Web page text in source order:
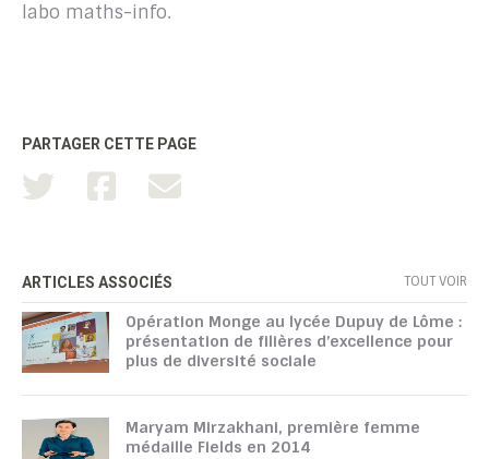
labo maths-info.
PARTAGER CETTE PAGE
ARTICLES ASSOCIÉS TOUT VOIR
Opération Monge au lycée Dupuy de Lôme :
présentation de filières d’excellence pour
plus de diversité sociale
Maryam Mirzakhani, première femme
médaille Fields en 2014